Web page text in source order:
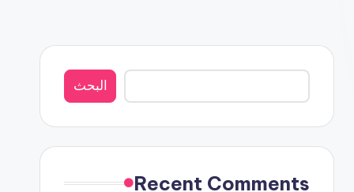
البحث
البحث
Recent Comments